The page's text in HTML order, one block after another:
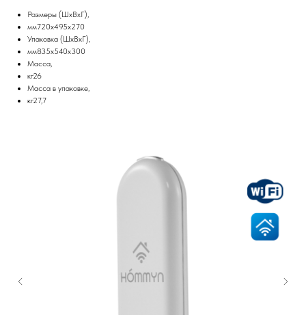
Размеры (ШхВхГ),
мм720x495x270
Упаковка (ШхВхГ),
мм835x540x300
Масса,
кг26
Масса в упаковке,
кг27,7